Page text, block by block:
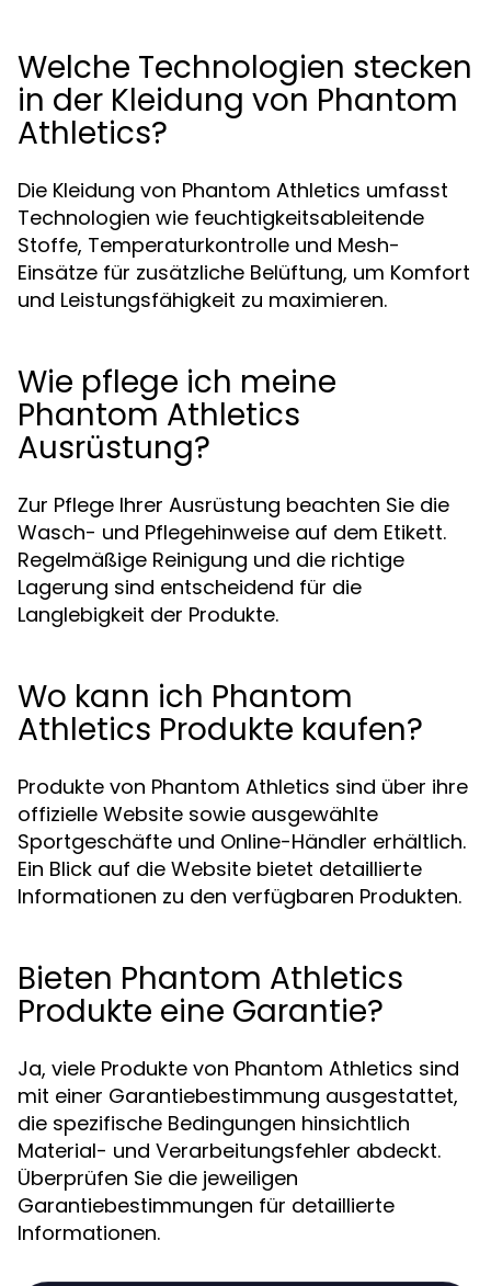
Welche Technologien stecken
in der Kleidung von Phantom
Athletics?
Die Kleidung von Phantom Athletics umfasst
Technologien wie feuchtigkeitsableitende
Stoffe, Temperaturkontrolle und Mesh-
Einsätze für zusätzliche Belüftung, um Komfort
und Leistungsfähigkeit zu maximieren.
Wie pflege ich meine
Phantom Athletics
Ausrüstung?
Zur Pflege Ihrer Ausrüstung beachten Sie die
Wasch- und Pflegehinweise auf dem Etikett.
Regelmäßige Reinigung und die richtige
Lagerung sind entscheidend für die
Langlebigkeit der Produkte.
Wo kann ich Phantom
Athletics Produkte kaufen?
Produkte von Phantom Athletics sind über ihre
offizielle Website sowie ausgewählte
Sportgeschäfte und Online-Händler erhältlich.
Ein Blick auf die Website bietet detaillierte
Informationen zu den verfügbaren Produkten.
Bieten Phantom Athletics
Produkte eine Garantie?
Ja, viele Produkte von Phantom Athletics sind
mit einer Garantiebestimmung ausgestattet,
die spezifische Bedingungen hinsichtlich
Material- und Verarbeitungsfehler abdeckt.
Überprüfen Sie die jeweiligen
Garantiebestimmungen für detaillierte
Informationen.